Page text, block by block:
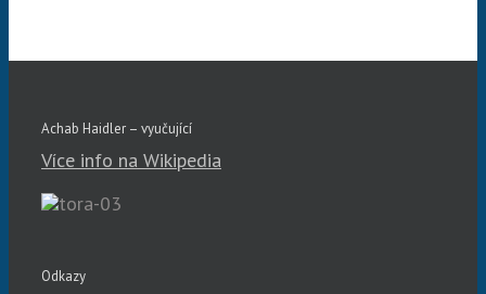
Achab Haidler – vyučující
Více info na Wikipedia
Odkazy